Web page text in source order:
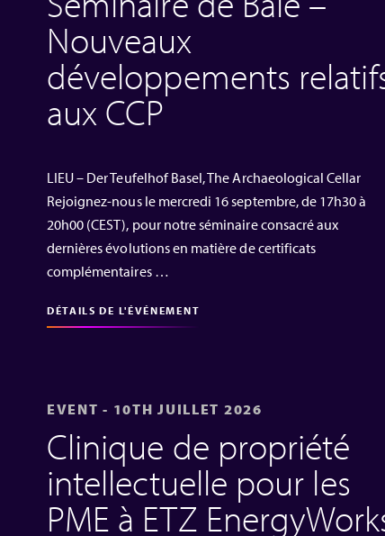
Nouveaux
développements
aux CCP
LIEU – Der Teufelhof Basel, The Archaeological Cellar
Rejoignez-nous le mercredi 16 septembre, de 17h30 à
20h00 (CEST), pour notre séminaire consacré aux
dernières évolutions en matière de certificats
complémentaires …
DÉTAILS DE L'ÉVÉNEMENT
EVENT - 10TH JUILLET 2026
Clinique de propriété
intellectuelle pour les
PME à ETZ